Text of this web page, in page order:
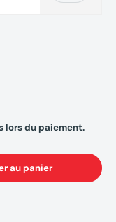
lors du paiement.
au panier